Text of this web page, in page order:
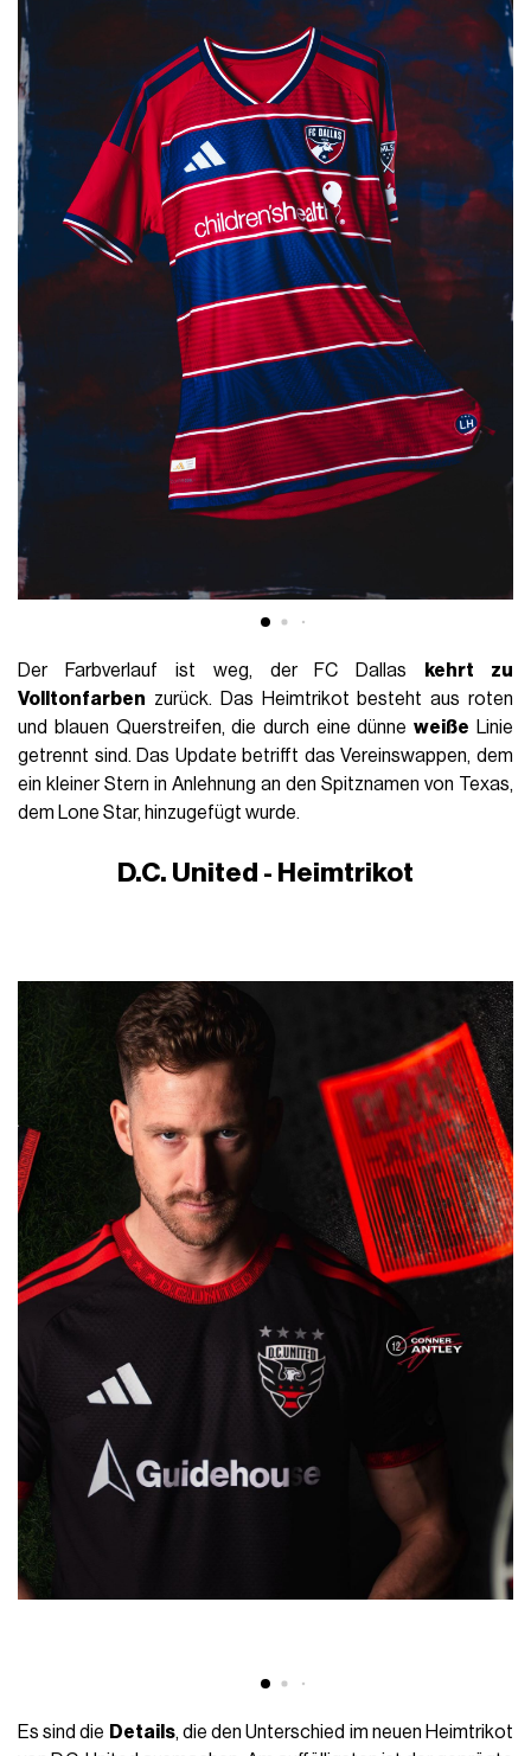
Der Farbverlauf ist weg, der FC Dallas
kehrt zu
Volltonfarben zurück. Das Heimtrikot besteht aus roten
und blauen Querstreifen, die durch eine dünneweiße Linie
getrennt sind. Das Update betrifft das Vereinswappen, dem
ein kleiner Stern in Anlehnung an den Spitznamen von Texas,
dem Lone Star, hinzugefügt wurde.
D.C. United - Heimtrikot
Es sind die Details, die den Unterschied im neuen Heimtrikot